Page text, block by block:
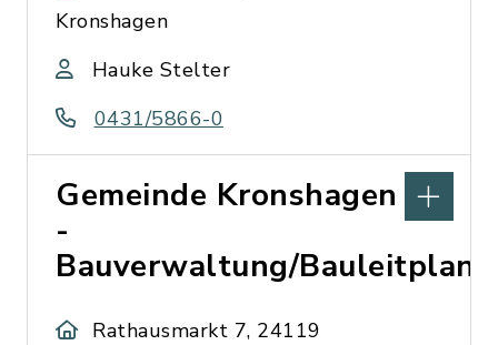
Kronshagen
Hauke Stelter
0431/5866-0
Gemeinde Kronshagen
-
Bauverwaltung/
Rathausmarkt 7, 24119